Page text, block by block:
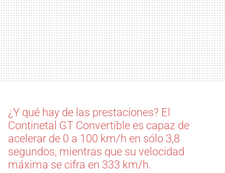
¿Y qué hay de las prestaciones? El
Continetal GT Convertible es capaz de
acelerar de 0 a 100 km/h en sólo 3,8
segundos, mientras que su velocidad
máxima se cifra en 333 km/h.